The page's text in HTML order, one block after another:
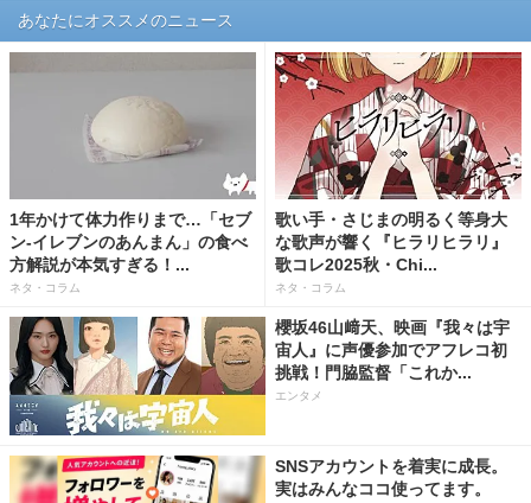
あなたにオススメのニュース
1年かけて体力作りまで…「セブ
ン-イレブンのあんまん」の食べ
方解説が本気すぎる！...
ネタ・コラム
歌い手・さじまの明るく等身大
な歌声が響く『ヒラリヒラリ』
歌コレ2025秋・Chi...
ネタ・コラム
櫻坂46山﨑天、映画『我々は宇
宙人』に声優参加でアフレコ初
挑戦！門脇監督「これか...
エンタメ
SNSアカウントを着実に成長。
実はみんなココ使ってます。